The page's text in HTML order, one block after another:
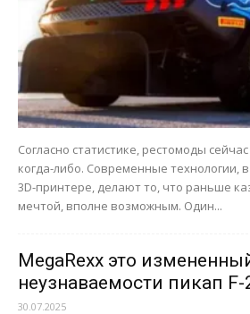
Согласно статистике, рестомоды
когда-либо. Современные технологии,
3D-принтере, делают то, что раньше
мечтой, вполне возможным. Один...
MegaRexx это
неузнаваемости пикап F-
30.07.2025